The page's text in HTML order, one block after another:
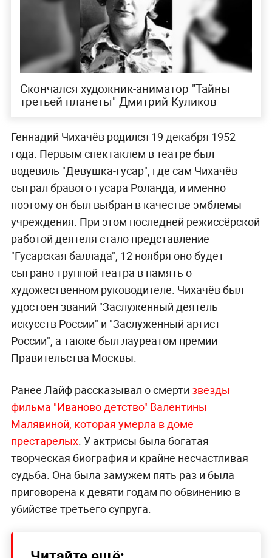
Скончался художник-аниматор "Тайны
третьей планеты" Дмитрий Куликов
Геннадий Чихачёв родился 19 декабря 1952
года. Первым спектаклем в театре был
водевиль "Девушка-гусар", где сам Чихачёв
сыграл бравого гусара Роланда, и именно
поэтому он был выбран в качестве эмблемы
учреждения. При этом последней режиссёрской
работой деятеля стало представление
"Гусарская баллада", 12 ноября оно будет
сыграно труппой театра в память о
художественном руководителе. Чихачёв был
удостоен званий "Заслуженный деятель
искусств России" и "Заслуженный артист
России", а также был лауреатом премии
Правительства Москвы.
Ранее Лайф рассказывал о смерти звезды
фильма "Иваново детство" Валентины
Малявиной, которая умерла в доме
престарелых. У актрисы была богатая
творческая биография и крайне несчастливая
судьба. Она была замужем пять раз и была
приговорена к девяти годам по обвинению в
убийстве третьего супруга.